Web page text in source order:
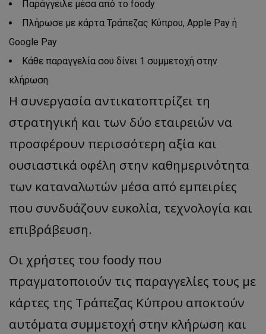
Παράγγειλε μέσα από το foody
Πλήρωσε με κάρτα Τράπεζας Κύπρου, Apple Pay ή
Google Pay
Κάθε παραγγελία σου δίνει 1 συμμετοχή στην
κλήρωση
Η συνεργασία αντικατοπτρίζει τη
στρατηγική και των δύο εταιρειών να
προσφέρουν περισσότερη αξία και
ουσιαστικά οφέλη στην καθημερινότητα
των καταναλωτών μέσα από εμπειρίες
που συνδυάζουν ευκολία, τεχνολογία και
επιβράβευση.
Οι χρήστες του foody που
πραγματοποιούν τις παραγγελίες τους με
κάρτες της Τράπεζας Κύπρου αποκτούν
αυτόματα συμμετοχή στην κλήρωση και